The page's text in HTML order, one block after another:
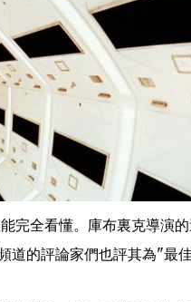
完全看懂。庫布裏克導演
的評論家們也評其為"最